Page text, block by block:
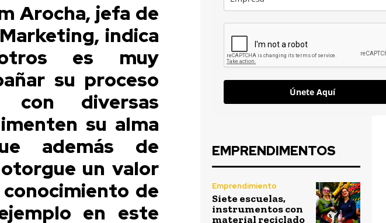
Arocha, jefa de
indica
es muy
su proceso
con diversas
su alma
además de
un valor
de
en este
Únete Aquí
EMPRENDIMENTOS
Emprendimiento
Siete escuelas,
instrumentos con
material reciclado